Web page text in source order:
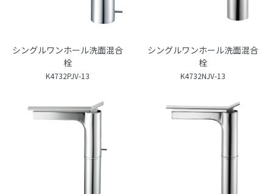
シングルワンホール洗面混合
栓
K4732PJV-13
シングルワンホール洗面混合
栓
K4732NJV-13